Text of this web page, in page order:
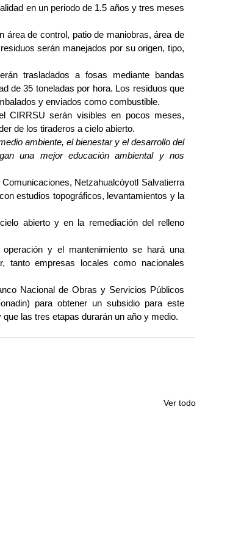
en un periodo de 1.5 años y tres meses
área de control, patio de maniobras, área de
serán manejados por su origen, tipo,
trasladados a fosas mediante bandas
de 35 toneladas por hora. Los residuos que
y enviados como combustible.
CIRRSU serán visibles en pocos meses,
de los tiraderos a cielo abierto.
ambiente, el bienestar y el desarrollo del
una mejor educación ambiental y nos
Netzahualcóyotl Salvatierra
estudios topográficos, levantamientos y la
abierto y en la remediación del relleno
y el mantenimiento se hará una
tanto empresas locales como nacionales
Nacional de Obras y Servicios Públicos
para obtener un subsidio para este
las tres etapas durarán un año y medio.
Ver todo